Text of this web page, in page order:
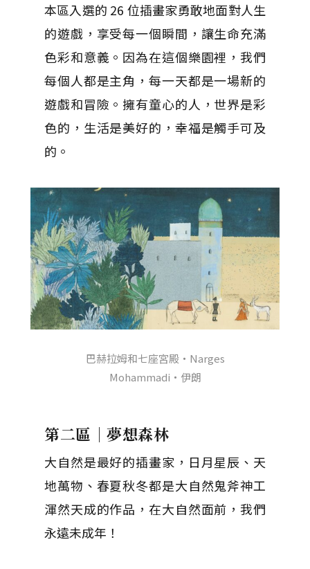
本區入選的 26 位插畫家勇敢地面對人生
的遊戲，享受每一個瞬間，讓生命充滿
色彩和意義。因為在這個樂園裡，我們
每個人都是主角，每一天都是一場新的
遊戲和冒險。擁有童心的人，世界是彩
色的，生活是美好的，幸福是觸手可及
的。
巴赫拉姆和七座宮殿・Narges
Mohammadi・伊朗
第二區｜夢想森林
大自然是最好的插畫家，日月星辰、天
地萬物、春夏秋冬都是大自然鬼斧神工
渾然天成的作品，在大自然面前，我們
永遠未成年！